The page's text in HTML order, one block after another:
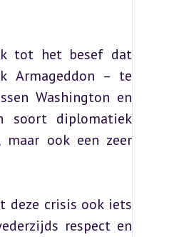
tot het besef dat
Armageddon – te
Washington en
soort diplomatiek
maar ook een zeer
deze crisis ook iets
respect en